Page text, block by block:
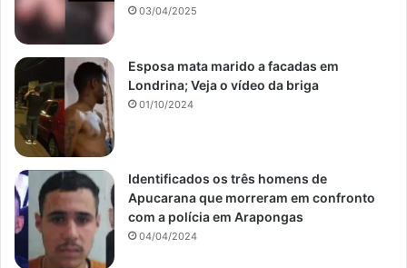
03/04/2025
Esposa mata marido a facadas em
Londrina; Veja o vídeo da briga
01/10/2024
Identificados os três homens de
Apucarana que morreram em confronto
com a polícia em Arapongas
04/04/2024